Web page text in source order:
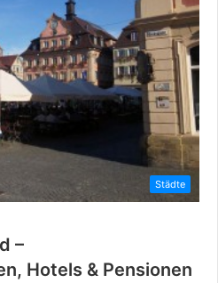
Städte
–
Hotels & Pensionen